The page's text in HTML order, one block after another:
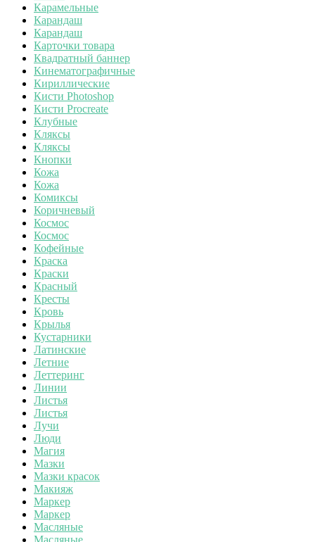
Карамельные
Карандаш
Карандаш
Карточки товара
Квадратный баннер
Кинематографичные
Кириллические
Кисти Photoshop
Кисти Procreate
Клубные
Кляксы
Кляксы
Кнопки
Кожа
Кожа
Комиксы
Коричневый
Космос
Космос
Кофейные
Краска
Краски
Красный
Кресты
Кровь
Крылья
Кустарники
Латинские
Летние
Леттеринг
Линии
Листья
Листья
Лучи
Люди
Магия
Мазки
Мазки красок
Макияж
Маркер
Маркер
Масляные
Масляные